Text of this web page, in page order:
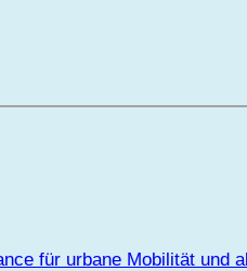
für urbane Mobilität und